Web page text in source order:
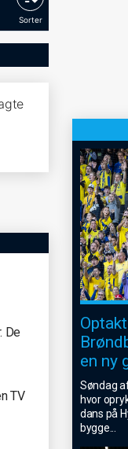
Sorter
De
TV
en ny
Søndag
hvor
dans på
bygge...